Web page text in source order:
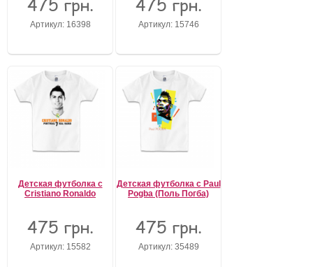
Артикул: 16398 Артикул: 15746
Детская футболка с
Cristiano Ronaldo
475 грн.
Артикул: 15582
Детская футболка с Paul
Pogba (Поль Погба)
475 грн.
Артикул: 35489